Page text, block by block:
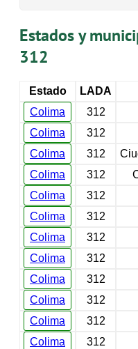
Estados y
312
Estado LADA
Colima
312
Colima
312
Colima
312
Colima
312
Colima
312
Colima
312
Colima
312
Colima
312
Colima
312
Colima
312
Colima
312
Colima
312